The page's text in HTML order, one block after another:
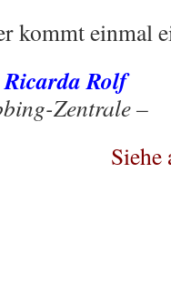
kommt einmal
Rolf
Zentrale –